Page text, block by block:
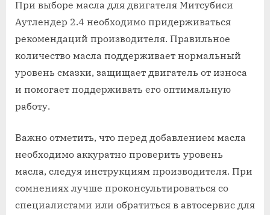
При выборе масла для двигателя Митсубиси
Аутлендер 2.4 необходимо придерживаться
рекомендаций производителя. Правильное
количество масла поддерживает нормальный
уровень смазки, защищает двигатель от износа
и помогает поддерживать его оптимальную
работу.
Важно отметить, что перед добавлением масла
необходимо аккуратно проверить уровень
масла, следуя инструкциям производителя. При
сомнениях лучше проконсультироваться со
специалистами или обратиться в автосервис для